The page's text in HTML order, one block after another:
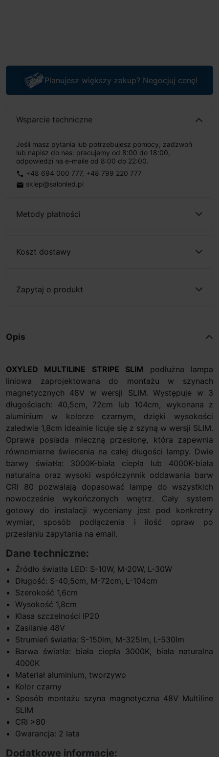
Planujesz większy zakup? Negocjuj cenę!
Wsparcie techniczne
Jeśli masz pytania lub potrzebujesz pomocy, zadzwoń
lub napisz do nas: pracujemy od 8:00 do 18:00,
odpowiedzi na e-maile od 8:00 do 22:00.
phone +48 694 000 777, +48 799 220 777
email sklep@salonled.pl
Metody płatności
Koszt dostawy
Zapytaj o produkt
Opis
OXYLED MULTILINE STRIPE SLIM podłużna lampa
liniowa zaprojektowana do montażu w szynach
magnetycznych 48V w wersji SLIM. Występuje w 3
długościach: 40,5cm, 72cm lub 104cm, wykonana z
aluminium w kolorze czarnym, dzięki wysokości
zaledwie 1,8cm idealnie licuje się z szyną w wersji SLIM.
Oprawa posiada mleczną przesłonę, która zapewnia
równomierne świecenia na całej długości lampy. Dwie
barwy światła: 3000K-biała ciepła lub 4000K-biała
naturalna oraz wysoki współczynnik oddawania barw
CRI 80 pozwalają dopasować lampę do wszystkich
nowocześnie wykończonych wnętrz. Cały system
gotowy do instalacji wyceniany jest pod konkretny
wymiar, sposób podłączenia i ilość opraw po
przesłaniu zapytania na email.
Dane techniczne:
Źródło światła LED: S-10W, M-20W, L-30W
Długość: S-40,5cm, M-72cm, L-104cm
Szerokość 1,6cm
Wysokość 1,8cm
Klasa szczelności IP20
Zasilanie 48V
Strumień światła: S-150lm, M-325lm, L-530lm
Barwa światła: biała ciepła 3000K, biała naturalna
4000K
Materiał aluminium, tworzywo
Kolor czarny
Sposób montażu szyna magnetyczna 48V Multiline
SLIM
CRI >80
Gwarancja: 2 lata
Dodatkowe informacje: